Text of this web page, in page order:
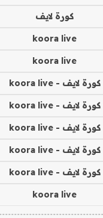
كورة لايف
koora live
koora live
كورة لايف - koora live
كورة لايف - koora live
كورة لايف - koora live
كورة لايف - koora live
كورة لايف - koora live
koora live